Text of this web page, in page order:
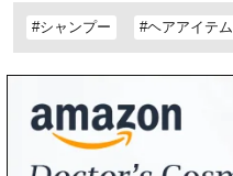
#シャンプー #ヘアアイテム